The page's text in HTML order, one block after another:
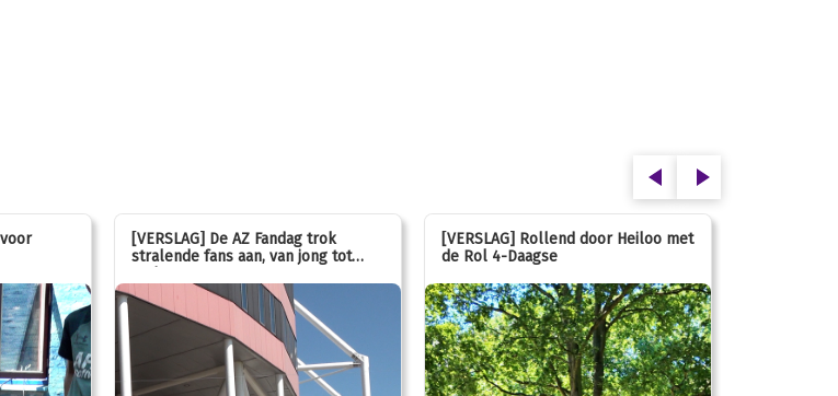
[VERSLAG] De AZ Fandag trok
stralende fans aan, van jong tot
[VERSLAG] Rollend door Heiloo met
de Rol 4-Daagse